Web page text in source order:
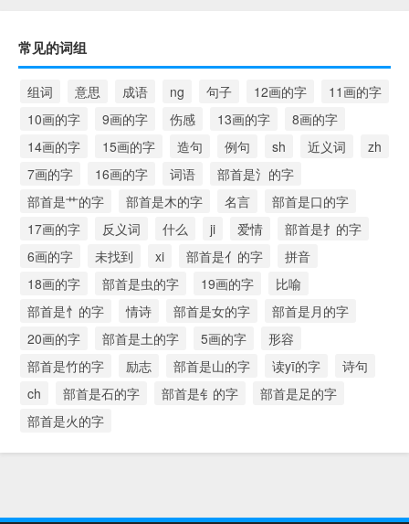
常见的词组
组词 意思 成语 ng 句子 12画的字
11画的字
10画的字
9画的字 伤感 13画的字
8画的字
14画的字
15画的字 造句 例句 sh 近义词
zh
7画的字
16画的字 词语
部首是氵的字
部首是艹的字
部首是木的字 名言
部首是口的字
17画的字
反义词 什么 ji 爱情
部首是扌的字
6画的字
未找到 xi 部首是亻的字
拼音
18画的字
部首是虫的字 19画的字
比喻
部首是忄的字
情诗 部首是女的字
部首是月的字
20画的字
部首是土的字 5画的字
形容
部首是竹的字
励志 部首是山的字 读yī的字
诗句
ch
部首是石的字 部首是钅的字
部首是足的字
部首是火的字